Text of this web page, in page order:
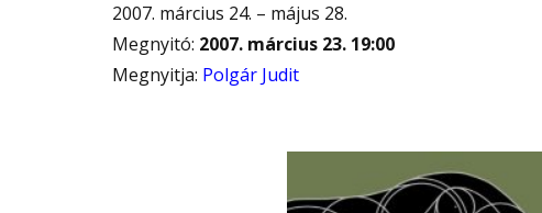
2007. március 24. – május 28.
Megnyitó: 2007. március 23. 19:00
Megnyitja: Polgár Judit